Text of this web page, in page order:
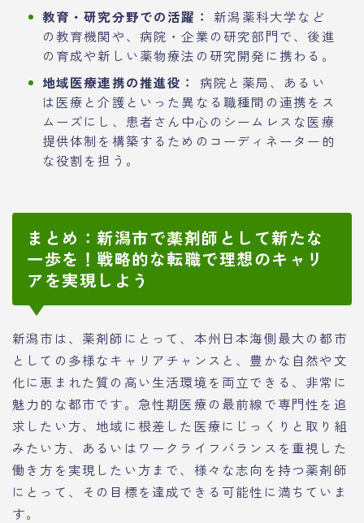
教育・研究分野での活躍：
新潟薬科大学など
の教育機関や、病院・企業の研究部門で、後進
の育成や新しい薬物療法の研究開発に携わる。
地域医療連携の推進役：
病院と薬局、あるい
は医療と介護といった異なる職種間の連携をス
ムーズにし、患者さん中心のシームレスな医療
提供体制を構築するためのコーディネーター的
な役割を担う。
まとめ：新潟市で薬剤師として新たな
一歩を！戦略的な転職で理想のキャリ
アを実現しよう
新潟市は、薬剤師にとって、本州日本海側最大の都市
としての多様なキャリアチャンスと、豊かな自然や文
化に恵まれた質の高い生活環境を両立できる、非常に
魅力的な都市です。急性期医療の最前線で専門性を追
求したい方、地域に根差した医療にじっくりと取り組
みたい方、あるいはワークライフバランスを重視した
働き方を実現したい方まで、様々な志向を持つ薬剤師
にとって、その目標を達成できる可能性に満ちていま
す。